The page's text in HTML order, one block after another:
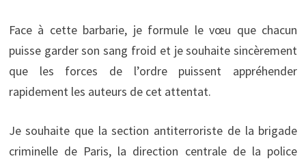
Face à cette barbarie, je formule le vœu que chacun
puisse garder son sang froid et je souhaite sincèrement
que les forces de l’ordre puissent appréhender
rapidement les auteurs de cet attentat.
Je souhaite que la section antiterroriste de la brigade
criminelle de Paris, la direction centrale de la police